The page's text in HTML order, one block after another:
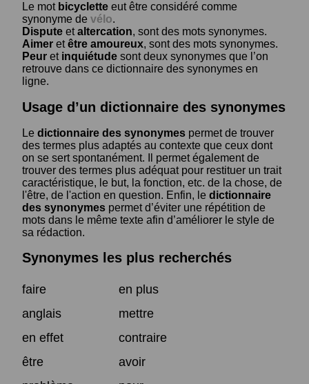
Le mot bicyclette eut être considéré comme
synonyme de vélo.
Dispute etaltercation, sont des mots synonymes.
Aimer etêtre amoureux, sont des mots synonymes.
Peur et inquiétude sont deux synonymes que l’on
retrouve dans ce dictionnaire des synonymes en
ligne.
Usage d’un dictionnaire des synonymes
Le dictionnaire des synonymes permet de trouver
des termes plus adaptés au contexte que ceux dont
on se sert spontanément. Il permet également de
trouver des termes plus adéquat pour restituer un trait
caractéristique, le but, la fonction, etc. de la chose, de
l'être, de l'action en question. Enfin, le dictionnaire
des synonymes permet d’éviter une répétition de
mots dans le même texte afin d’améliorer le style de
sa rédaction.
Synonymes les plus recherchés
faire
en plus
anglais
mettre
en effet
contraire
être
avoir